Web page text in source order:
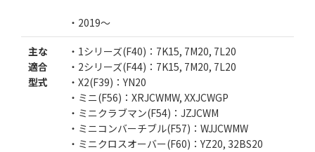
・2019～
主な
適合
型式
・1シリーズ(F40)：7K15, 7M20, 7L20
・2シリーズ(F44)：7K15, 7M20, 7L20
・X2(F39)：YN20
・ミニ(F56)：XRJCWMW, XXJCWGP
・ミニクラブマン(F54)：JZJCWM
・ミニコンバーチブル(F57)：WJJCWMW
・ミニクロスオーバー(F60)：YZ20, 32BS20